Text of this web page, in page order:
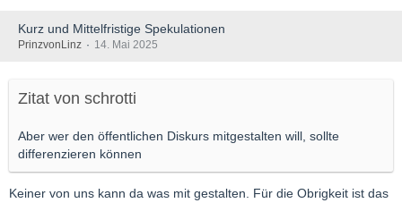
Kurz und Mittelfristige Spekulationen
PrinzvonLinz 14. Mai 2025
Zitat von schrotti
Aber wer den öffentlichen Diskurs mitgestalten will, sollte
differenzieren können
Keiner von uns kann da was mit gestalten. Für die Obrigkeit ist das